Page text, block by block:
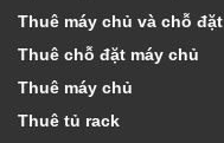
Thuê máy chủ và chỗ đặt
Thuê chỗ đặt máy chủ
Thuê máy chủ
Thuê tủ rack